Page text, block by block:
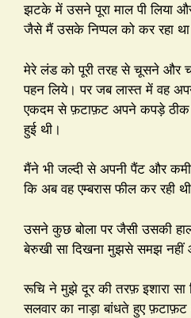
झटके में उसने पूरा माल पी लिया
जैसे मैं उसके निप्पल को कर रहा
मेरे लंड को पूरी तरह से चूसने और
पहन लिये। पर जब लास्त में वह
एकदम से फ़टाफ़ट अपने कपड़े ठीक
हुई थी।
मैंने भी जल्दी से अपनी पैंट और
कि अब वह एम्बरास फील कर रही
उसने कुछ बोला पर जैसी उसकी
बेरुखी सा दिखना मुझसे समझ नहीं
रूचि ने मुझे दूर की तरफ़ इशारा
सलवार का नाड़ा बांधते हुए